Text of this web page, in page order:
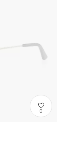
0